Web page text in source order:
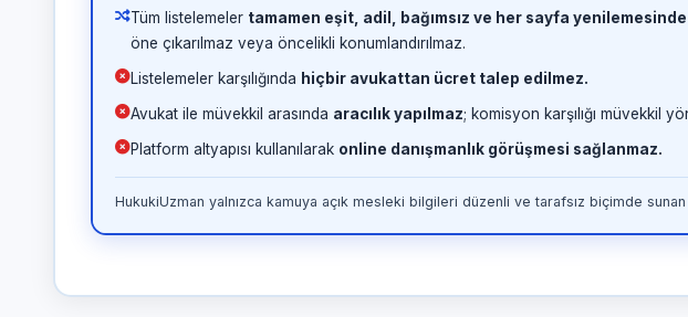
Tüm listelemeler tamamen eşit, adil, bağımsız ve her sayfa
öne çıkarılmaz veya öncelikli konumlandırılmaz.
Listelemeler karşılığında hiçbir avukattan ücret talep edilmez.
Avukat ile müvekkil arasında aracılık yapılmaz; komisyon karşılığı müvekkil
Platform altyapısı kullanılarak online danışmanlık görüşmesi sağlanmaz.
HukukiUzman yalnızca kamuya açık mesleki bilgileri düzenli ve tarafsız biçimde